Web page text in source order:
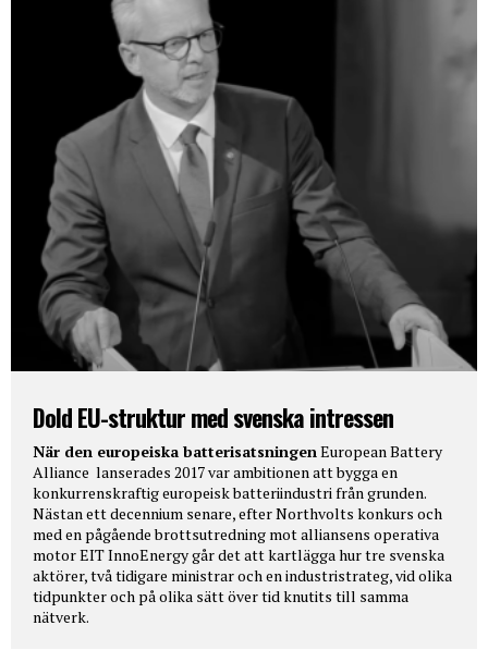
Dold EU-struktur med svenska intressen
När den europeiska batterisatsningenEuropean Battery
Alliance lanserades 2017 var ambitionen att bygga en
konkurrenskraftig europeisk batteriindustri från grunden.
Nästan ett decennium senare, efter Northvolts konkurs och
med en pågående brottsutredning mot alliansens operativa
motor EIT InnoEnergy går det att kartlägga hur tre svenska
aktörer, två tidigare ministrar och en industristrateg, vid olika
tidpunkter och på olika sätt över tid knutits till samma
nätverk.